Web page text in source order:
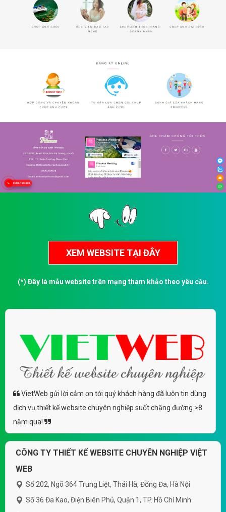
(*) Đây là mẫu website trên mạng tham khảo theo yêu cầu.
VietWeb gửi lời cảm ơn tới quý khách hàng đã luôn tin dùng
dịch vụ thiết kế website chuyên nghiệp suốt chặng đường >8
năm qua!
CÔNG TY THIẾT KẾ WEBSITE CHUYÊN NGHIỆP VIỆT
WEB
Số 202, Ngõ 364 Trung Liệt, Thái Hà, Đống Đa, Hà Nội
Số 36 Đa Kao, Điện Biên Phủ, Quận 1, TP. Hồ Chí Minh